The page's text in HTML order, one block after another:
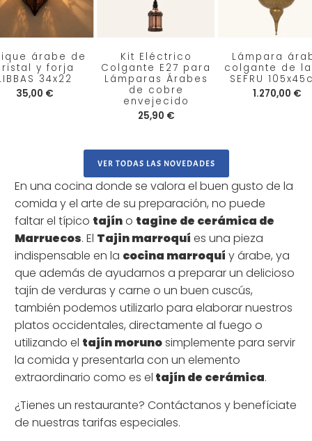
árabe de
y forja
34x22
35,00 €
Kit Eléctrico
Colgante E27 para
Lámparas Árabes
de cobre
envejecido
25,90 €
Lámpara
colgante de
SEFRU
1.270,00 €
VER TODAS LAS NOVEDADES
En una cocina donde se valora el buen gusto de la
comida y el arte de su preparación, no puede
faltar el típico tajíno tagine de cerámica de
Marruecos. El Tajin marroquí es una pieza
indispensable en la cocina marroquí y árabe, ya
que además de ayudarnos a preparar un delicioso
tajín de verduras y carne o un buen cuscús,
también podemos utilizarlo para elaborar nuestros
platos occidentales, directamente al fuego o
utilizando el tajín morunosimplemente para servir
la comida y presentarla con un elemento
extraordinario como es el tajín de cerámica.
¿Tienes un restaurante? Contáctanos y benefíciate
de nuestras tarifas especiales.